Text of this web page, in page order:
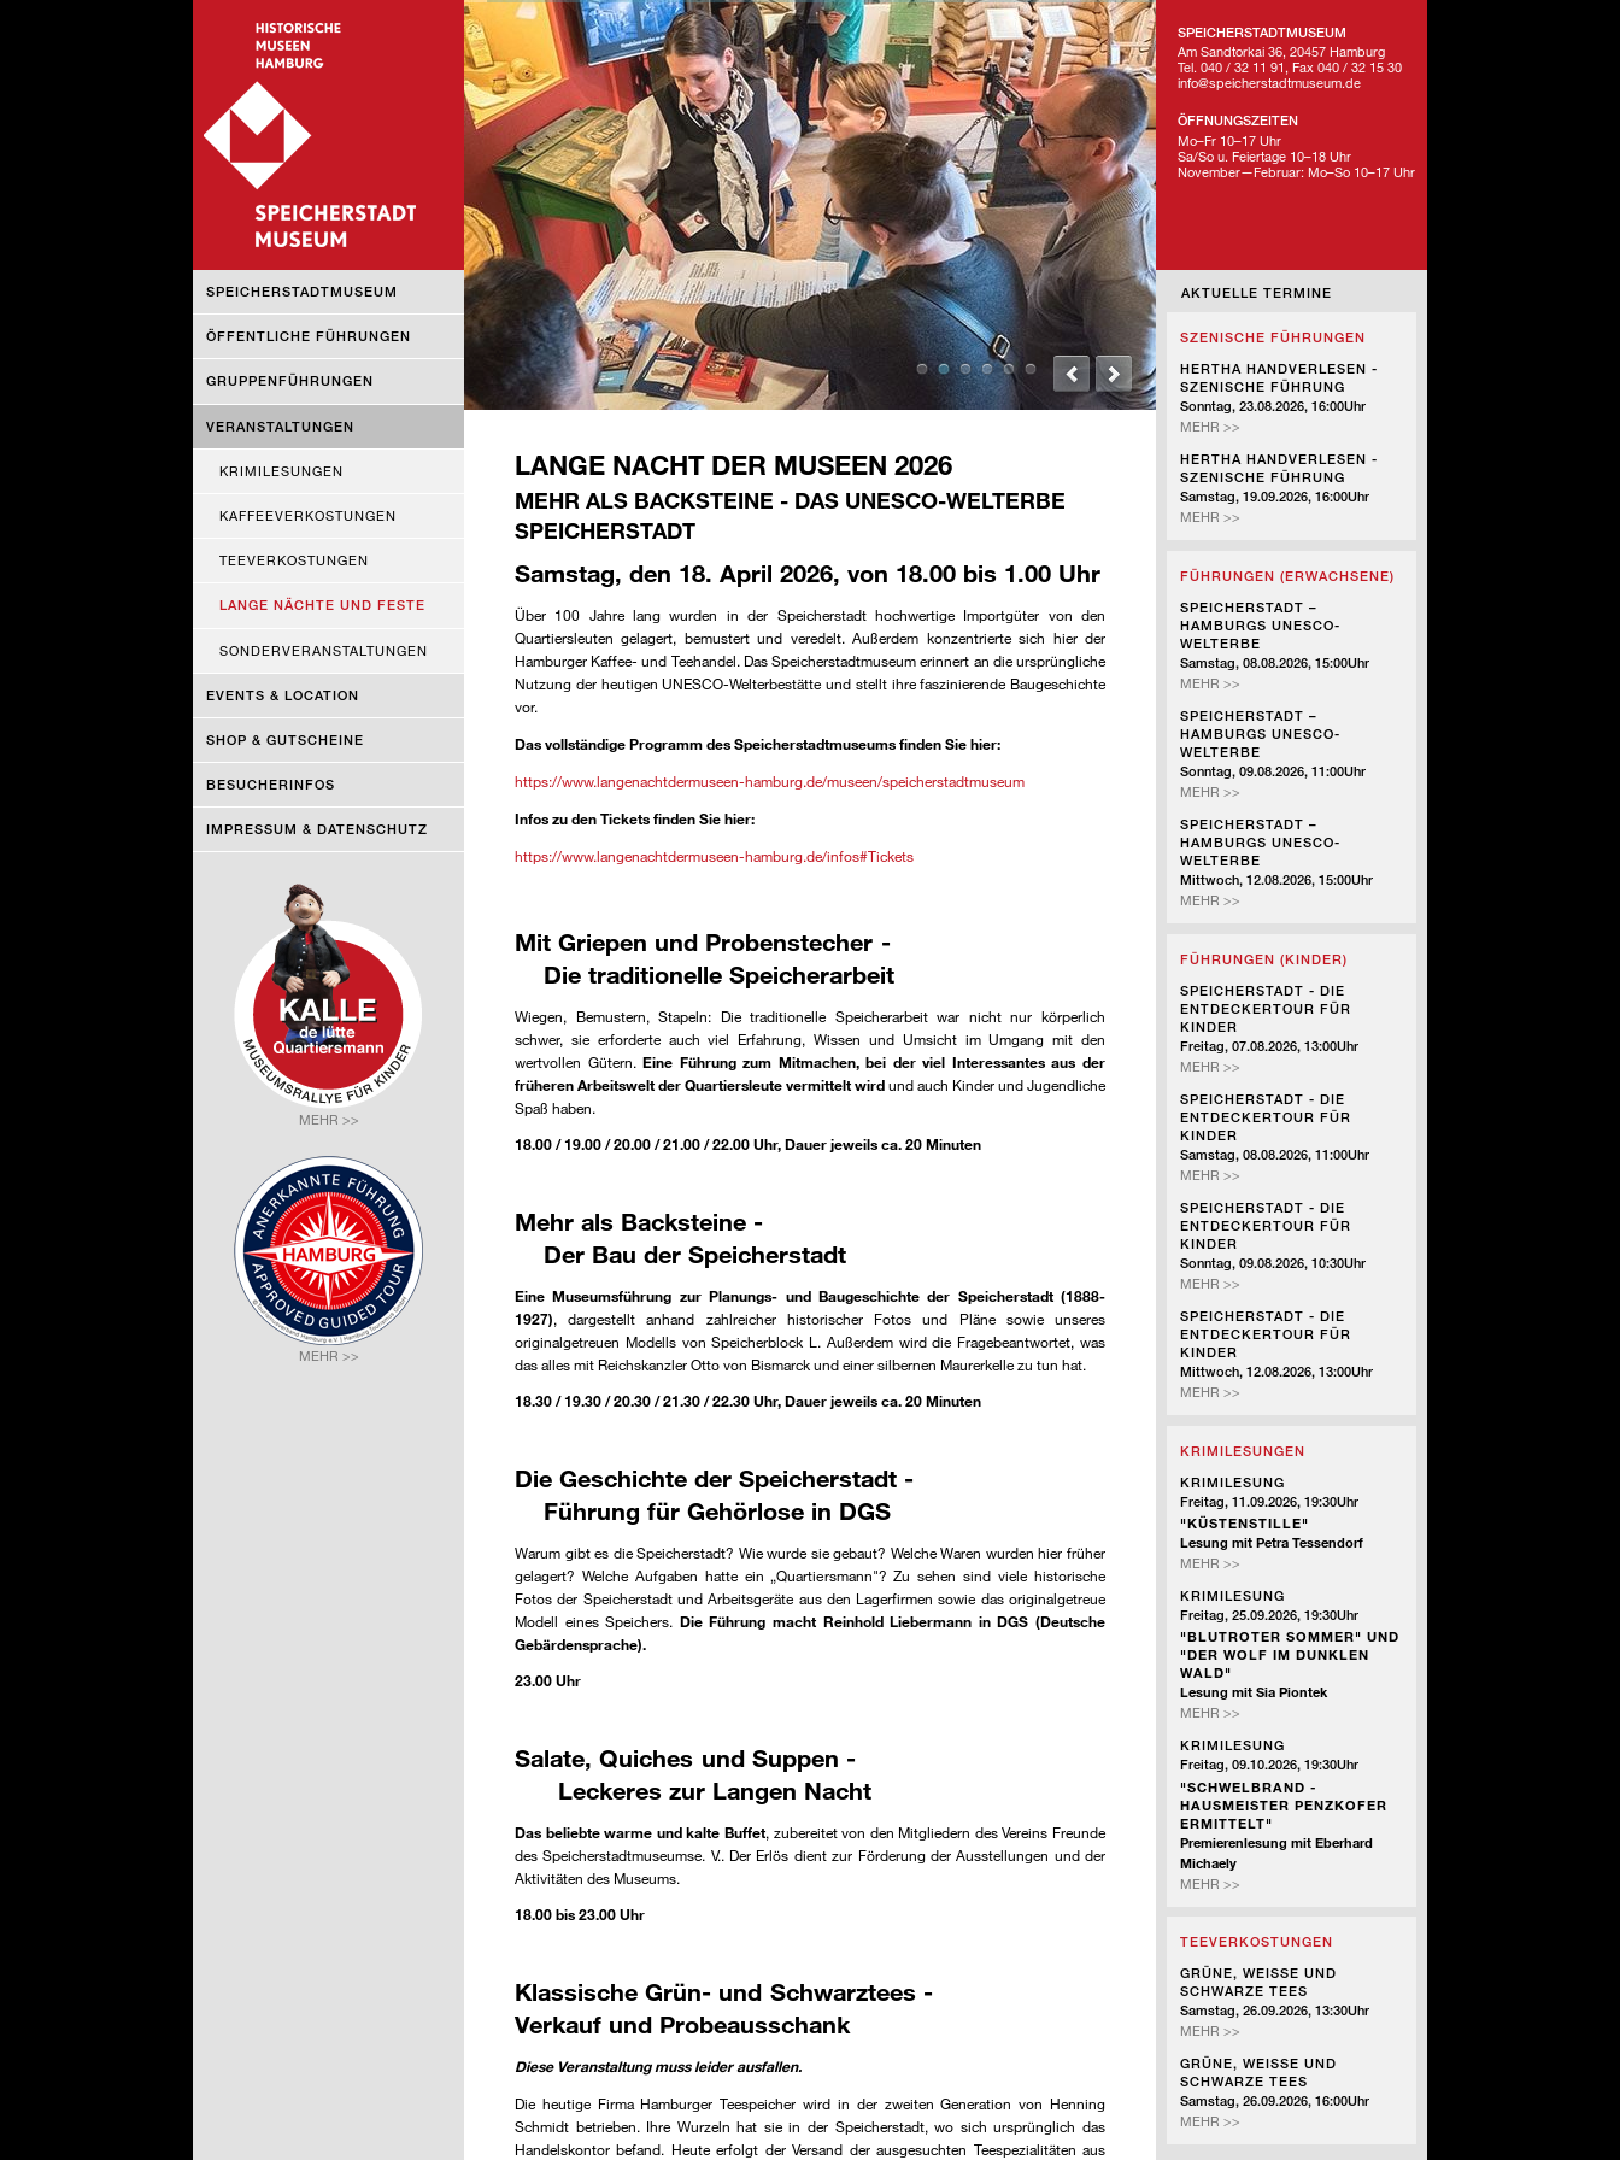
NAVIGATION
SPEICHERSTADTMUSEUM
ÖFFENTLICHE FÜHRUNGEN
GRUPPENFÜHRUNGEN
VERANSTALTUNGEN
KRIMILESUNGEN
KAFFEEVERKOSTUNGEN
TEEVERKOSTUNGEN
LANGE NÄCHTE UND FESTE
SONDERVERANSTALTUNGEN
EVENTS & LOCATION
SHOP & GUTSCHEINE
BESUCHERINFOS
IMPRESSUM & DATENSCHUTZ
MEHR >>
MEHR >>
LANGE NACHT DER MUSEEN 2026
MEHR ALS BACKSTEINE - DAS UNESCO-WELTERBE
SPEICHERSTADT
Samstag, den 18. April 2026, von 18.00 bis 1.00 Uhr
Über 100 Jahre lang wurden in der Speicherstadt hochwertige Importgüter von den
Quartiersleuten gelagert, bemustert und veredelt. Außerdem konzentrierte sich hier der
Hamburger Kaffee- und Teehandel. Das Speicherstadtmuseum erinnert an die ursprüngliche
Nutzung der heutigen UNESCO-Welterbestätte und stellt ihre faszinierende Baugeschichte
vor.
Das vollständige Programm des Speicherstadtmuseums finden Sie hier:
https://www.langenachtdermuseen-hamburg.de/museen/speicherstadtmuseum
Infos zu den Tickets finden Sie hier:
https://www.langenachtdermuseen-hamburg.de/infos#Tickets
Mit Griepen und Probenstecher -
Die traditionelle Speicherarbeit
Wiegen, Bemustern, Stapeln: Die traditionelle Speicherarbeit war nicht nur körperlich
schwer, sie erforderte auch viel Erfahrung, Wissen und Umsicht im Umgang mit den
wertvollen Gütern.Eine Führung zum Mitmachen, bei der viel Interessantes aus der
früheren Arbeitswelt der Quartiersleute vermittelt wirdund auch Kinder und Jugendliche
Spaß haben.
18.00 / 19.00 / 20.00 / 21.00 / 22.00 Uhr, Dauer jeweils ca. 20 Minuten
Mehr als Backsteine -
Der Bau der Speicherstadt
Eine Museumsführung zur Planungs- und Baugeschichte der Speicherstadt (1888-
1927), dargestellt anhand zahlreicher historischer Fotos und Pläne sowie unseres
originalgetreuen Modells von Speicherblock L. Außerdem wird die Fragebeantwortet, was
das alles mit Reichskanzler Otto von Bismarck und einer silbernen Maurerkelle zu tun hat.
18.30 / 19.30 / 20.30 / 21.30/ 22.30Uhr, Dauer jeweils ca. 20 Minuten
Die Geschichte der Speicherstadt -
Führung für Gehörlose in DGS
Warum gibt es die Speicherstadt? Wie wurde sie gebaut? Welche Waren wurden hier früher
gelagert? Welche Aufgaben hatte ein „Quartiersmann"? Zu sehen sind viele historische
Fotos der Speicherstadt und Arbeitsgeräte aus den Lagerfirmen sowie das originalgetreue
Modell eines Speichers. Die Führung macht Reinhold Liebermann in DGS (Deutsche
Gebärdensprache).
23.00 Uhr
Salate, Quiches und Suppen -
Leckeres zur Langen Nacht
Das beliebte warme und kalte Buffet, zubereitet von den Mitgliedern des Vereins Freunde
des Speicherstadtmuseumse. V.. Der Erlös dient zur Förderung der Ausstellungen und der
Aktivitäten des Museums.
18.00 bis 23.00 Uhr
Klassische Grün- und Schwarztees -
Verkauf und Probeausschank
Diese Veranstaltung muss leider ausfallen.
Die heutige Firma Hamburger Teespeicher wird in der zweiten Generation von Henning
Schmidt betrieben. Ihre Wurzeln hat sie in der Speicherstadt, wo sich ursprünglich das
Handelskontor befand. Heute erfolgt der Versand der ausgesuchten Teespezialitäten aus
SPEICHERSTADTMUSEUM
Am Sandtorkai 36, 20457 Hamburg
Tel. 040 / 32 11 91, Fax 040 / 32 15 30
info@speicherstadtmuseum.de
ÖFFNUNGSZEITEN
Mo–Fr 10–17 Uhr
Sa/So u. Feiertage 10–18 Uhr
November—Februar: Mo–So 10–17 Uhr
AKTUELLE TERMINE
SZENISCHE FÜHRUNGEN
HERTHA HANDVERLESEN -
SZENISCHE FÜHRUNG
Sonntag, 23.08.2026, 16:00Uhr
MEHR >>HERTHA
-
SZENISCHE
FÜHRUNG
HERTHA HANDVERLESEN -
SZENISCHE FÜHRUNG
Samstag, 19.09.2026, 16:00Uhr
MEHR >>HERTHA
SZENISCHE
FÜHRUNGEN (ERWACHSENE)
SPEICHERSTADT –
HAMBURGS UNESCO-
WELTERBE
Samstag, 08.08.2026, 15:00Uhr
MEHR >>SPEICHERSTADT
HAMBURGS
UNESCO-
WELTERBE
SPEICHERSTADT –
HAMBURGS UNESCO-
WELTERBE
Sonntag, 09.08.2026, 11:00Uhr
MEHR >>SPEICHERSTADT
HAMBURGS
UNESCO-
WELTERBE
SPEICHERSTADT –
HAMBURGS UNESCO-
WELTERBE
Mittwoch, 12.08.2026, 15:00Uhr
MEHR >>SPEICHERSTADT
UNESCO-
FÜHRUNGEN (KINDER)
SPEICHERSTADT - DIE
ENTDECKERTOUR FÜR
KINDER
Freitag, 07.08.2026, 13:00Uhr
MEHR >>SPEICHERSTADT
DIE
ENTDECKERTOUR
FÜR
SPEICHERSTADT - DIE
ENTDECKERTOUR FÜR
KINDER
Samstag, 08.08.2026, 11:00Uhr
MEHR >>SPEICHERSTADT
DIE
ENTDECKERTOUR
FÜR
SPEICHERSTADT - DIE
ENTDECKERTOUR FÜR
KINDER
Sonntag, 09.08.2026, 10:30Uhr
MEHR >>SPEICHERSTADT
DIE
ENTDECKERTOUR
FÜR
KINDER
SPEICHERSTADT - DIE
ENTDECKERTOUR FÜR
KINDER
Mittwoch, 12.08.2026, 13:00Uhr
MEHR >>SPEICHERSTADT
ENTDECKERTOUR
KINDER
KRIMILESUNGEN
KRIMILESUNG
Freitag, 11.09.2026, 19:30Uhr
"KÜSTENSTILLE"
Lesung mit Petra Tessendorf
MEHR >>KRIMILESUNG
KRIMILESUNG
Freitag, 25.09.2026, 19:30Uhr
"BLUTROTER SOMMER" UND
"DER WOLF IM DUNKLEN
WALD"
Lesung mit Sia Piontek
MEHR >>KRIMILESUNG
KRIMILESUNG
Freitag, 09.10.2026, 19:30Uhr
"SCHWELBRAND -
HAUSMEISTER PENZKOFER
ERMITTELT"
Premierenlesung mit Eberhard
Michaely
MEHR >>KRIMILESUNG
TEEVERKOSTUNGEN
GRÜNE, WEISSE UND
SCHWARZE TEES
Samstag, 26.09.2026, 13:30Uhr
MEHR >>GRÜNE,
UND
SCHWARZE
TEES
GRÜNE, WEISSE UND
SCHWARZE TEES
Samstag, 26.09.2026, 16:00Uhr
MEHR >>GRÜNE,